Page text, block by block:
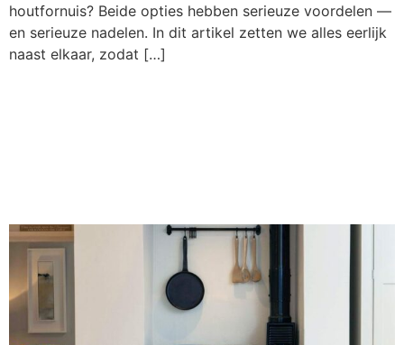
houtfornuis? Beide opties hebben serieuze voordelen —
en serieuze nadelen. In dit artikel zetten we alles eerlijk
naast elkaar, zodat […]